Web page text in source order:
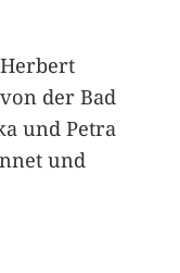
der Bad
und Petra
und